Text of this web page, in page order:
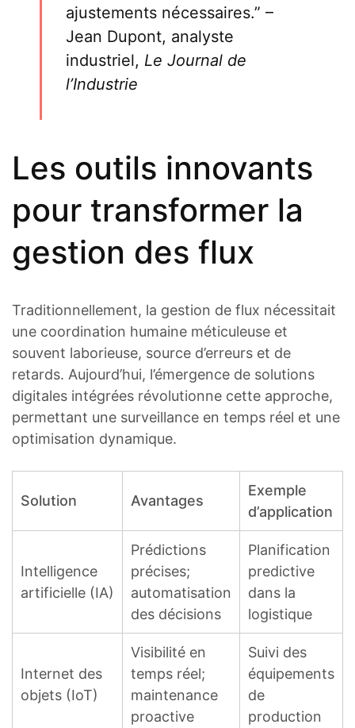
ajustements nécessaires.” –
Jean Dupont, analyste
industriel, Le Journal de
l’Industrie
Les outils innovants
pour transformer la
gestion des flux
Traditionnellement, la gestion de flux nécessitait
une coordination humaine méticuleuse et
souvent laborieuse, source d’erreurs et de
retards. Aujourd’hui, l’émergence de solutions
digitales intégrées révolutionne cette approche,
permettant une surveillance en temps réel et une
optimisation dynamique.
Solution Avantages
Exemple
d’application
Intelligence
artificielle (IA)
Prédictions
précises;
automatisation
des décisions
Planification
predictive
dans la
logistique
Internet des
objets (IoT)
Visibilité en
temps réel;
maintenance
proactive
Suivi des
équipements
de
production